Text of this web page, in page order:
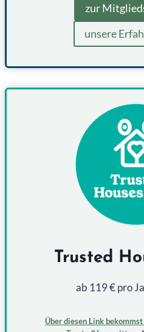
zur
unsere
Trusted
ab 119 € pro
Über diesen Link